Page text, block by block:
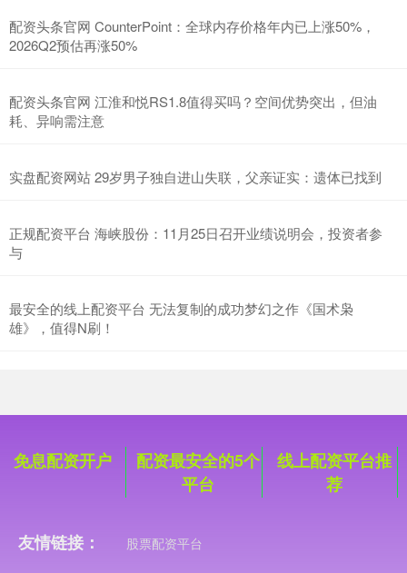
+12.30
配资头条官网 CounterPoint：全球内存价格年内已上涨50%，
2026Q2预估再涨50%
配资头条官网 江淮和悦RS1.8值得买吗？空间优势突出，但油
耗、异响需注意
实盘配资网站 29岁男子独自进山失联，父亲证实：遗体已找到
正规配资平台 海峡股份：11月25日召开业绩说明会，投资者参
与
最安全的线上配资平台 无法复制的成功梦幻之作《国术枭
雄》，值得N刷！
免息配资开户
配资最安全的5个
平台
线上配资平台推
荐
友情链接： 股票配资平台